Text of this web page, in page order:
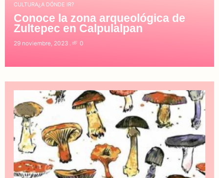
CULTURA¿A DÓNDE IR?
Conoce la zona arqueológica de
Zultepec en Calpulalpan
29 noviembre, 2023 0